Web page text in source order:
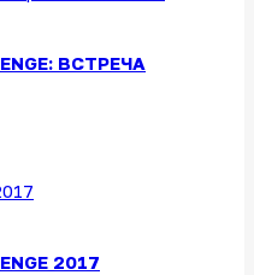
ВСТРЕЧА
2017